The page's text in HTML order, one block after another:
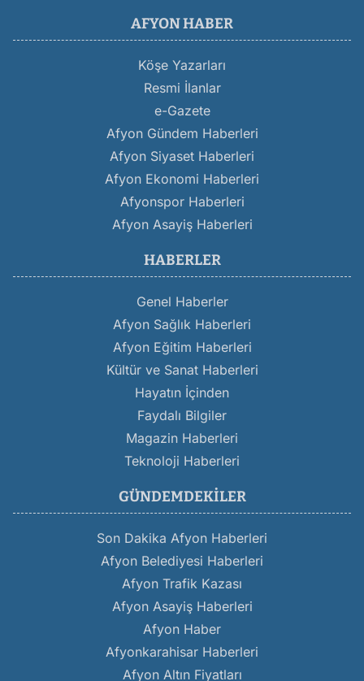
AFYON HABER
Köşe Yazarları
Resmi İlanlar
e-Gazete
Afyon Gündem Haberleri
Afyon Siyaset Haberleri
Afyon Ekonomi Haberleri
Afyonspor Haberleri
Afyon Asayiş Haberleri
HABERLER
Genel Haberler
Afyon Sağlık Haberleri
Afyon Eğitim Haberleri
Kültür ve Sanat Haberleri
Hayatın İçinden
Faydalı Bilgiler
Magazin Haberleri
Teknoloji Haberleri
GÜNDEMDEKILER
Son Dakika Afyon Haberleri
Afyon Belediyesi Haberleri
Afyon Trafik Kazası
Afyon Asayiş Haberleri
Afyon Haber
Afyonkarahisar Haberleri
Afyon Altın Fiyatları